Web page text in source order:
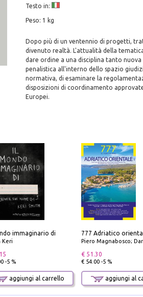
Testo in:
Peso: 1 kg
Dopo più di un ventennio di progetti,
divenuto realtà. L'attualità della
dare ordine a una disciplina tanto
penalistica all'interno dello spazio
normativa, di esaminare la
disposizioni di coordinamento
Europei.
immaginario di
Keri
-5 %
aggiungi al carrello
Piero Magnabosco; Dario Silvestro;
€ 51.30
€ 54.00 -5 %
aggiungi al